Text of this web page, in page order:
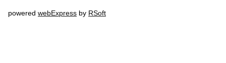
powered webExpress by RSoft